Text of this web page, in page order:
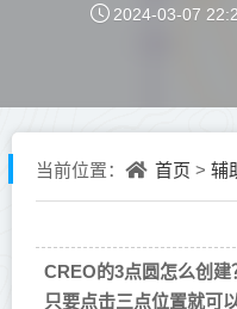
2024-03-07
当前位置： 首页 > 辅
CREO的3点圆怎么创建
只要点击三点位置就可